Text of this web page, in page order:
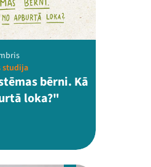
studija
bērni. Kā
loka?"